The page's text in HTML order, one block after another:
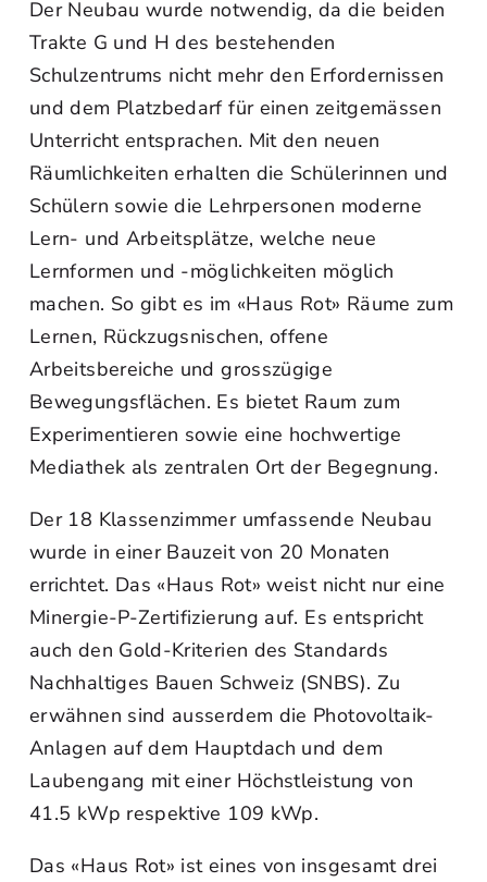
Der Neubau wurde notwendig, da die beiden
Trakte G und H des bestehenden
Schulzentrums nicht mehr den Erfordernissen
und dem Platzbedarf für einen zeitgemässen
Unterricht entsprachen. Mit den neuen
Räumlichkeiten erhalten die Schülerinnen und
Schülern sowie die Lehrpersonen moderne
Lern- und Arbeitsplätze, welche neue
Lernformen und -möglichkeiten möglich
machen. So gibt es im «Haus Rot» Räume zum
Lernen, Rückzugsnischen, offene
Arbeitsbereiche und grosszügige
Bewegungsflächen. Es bietet Raum zum
Experimentieren sowie eine hochwertige
Mediathek als zentralen Ort der Begegnung.
Der 18 Klassenzimmer umfassende Neubau
wurde in einer Bauzeit von 20 Monaten
errichtet. Das «Haus Rot» weist nicht nur eine
Minergie-P-Zertifizierung auf. Es entspricht
auch den Gold-Kriterien des Standards
Nachhaltiges Bauen Schweiz (SNBS). Zu
erwähnen sind ausserdem die Photovoltaik-
Anlagen auf dem Hauptdach und dem
Laubengang mit einer Höchstleistung von
41.5 kWp respektive 109 kWp.
Das «Haus Rot» ist eines von insgesamt drei